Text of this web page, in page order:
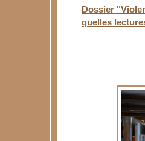
Dossier
quelles